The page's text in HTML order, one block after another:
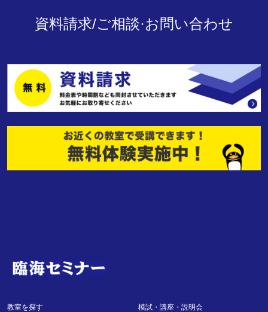
資料請求/ご相談·お問い合わせ
教室を探す 模試・講座・説明会